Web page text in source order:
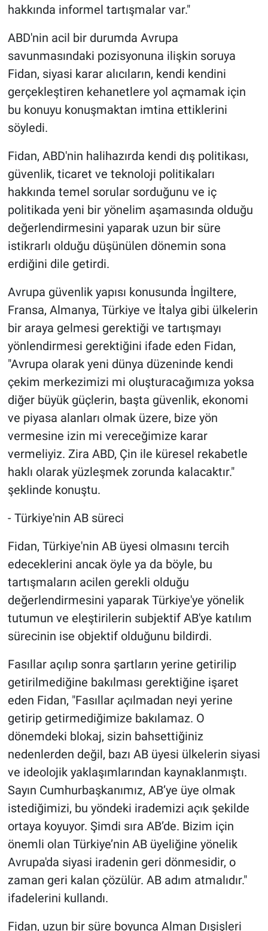
hakkında informel tartışmalar var."
ABD'nin acil bir durumda Avrupa
savunmasındaki pozisyonuna ilişkin soruya
Fidan, siyasi karar alıcıların, kendi kendini
gerçekleştiren kehanetlere yol açmamak için
bu konuyu konuşmaktan imtina ettiklerini
söyledi.
Fidan, ABD'nin halihazırda kendi dış politikası,
güvenlik, ticaret ve teknoloji politikaları
hakkında temel sorular sorduğunu ve iç
politikada yeni bir yönelim aşamasında olduğu
değerlendirmesini yaparak uzun bir süre
istikrarlı olduğu düşünülen dönemin sona
erdiğini dile getirdi.
Avrupa güvenlik yapısı konusunda İngiltere,
Fransa, Almanya, Türkiye ve İtalya gibi ülkelerin
bir araya gelmesi gerektiği ve tartışmayı
yönlendirmesi gerektiğini ifade eden Fidan,
"Avrupa olarak yeni dünya düzeninde kendi
çekim merkezimizi mi oluşturacağımıza yoksa
diğer büyük güçlerin, başta güvenlik, ekonomi
ve piyasa alanları olmak üzere, bize yön
vermesine izin mi vereceğimize karar
vermeliyiz. Zira ABD, Çin ile küresel rekabetle
haklı olarak yüzleşmek zorunda kalacaktır."
şeklinde konuştu.
- Türkiye'nin AB süreci
Fidan, Türkiye'nin AB üyesi olmasını tercih
edeceklerini ancak öyle ya da böyle, bu
tartışmaların acilen gerekli olduğu
değerlendirmesini yaparak Türkiye'ye yönelik
tutumun ve eleştirilerin subjektif AB'ye katılım
sürecinin ise objektif olduğunu bildirdi.
Fasıllar açılıp sonra şartların yerine getirilip
getirilmediğine bakılması gerektiğine işaret
eden Fidan, "Fasıllar açılmadan neyi yerine
getirip getirmediğimize bakılamaz. O
dönemdeki blokaj, sizin bahsettiğiniz
nedenlerden değil, bazı AB üyesi ülkelerin siyasi
ve ideolojik yaklaşımlarından kaynaklanmıştı.
Sayın Cumhurbaşkanımız, AB’ye üye olmak
istediğimizi, bu yöndeki irademizi açık şekilde
ortaya koyuyor. Şimdi sıra AB’de. Bizim için
önemli olan Türkiye’nin AB üyeliğine yönelik
Avrupa'da siyasi iradenin geri dönmesidir, o
zaman geri kalan çözülür. AB adım atmalıdır."
ifadelerini kullandı.
Fidan, uzun bir süre boyunca Alman Dışişleri